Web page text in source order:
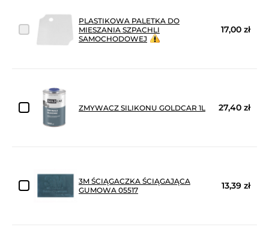
PLASTIKOWA PALETKA DO
MIESZANIA SZPACHLI
SAMOCHODOWEJ
17,00 zł
ZMYWACZ SILIKONU GOLDCAR 1L 27,40 zł
3M ŚCIĄGACZKA ŚCIĄGAJĄCA
GUMOWA 05517
13,39 zł